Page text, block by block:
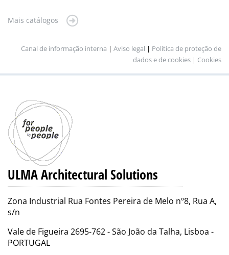
Mais catálogos
Canal de informação interna | Aviso legal | Política de proteção de
dados e de cookies | Cookies
ULMA Architectural Solutions
Zona Industrial Rua Fontes Pereira de Melo nº8, Rua A,
s/n
Vale de Figueira 2695-762 - São João da Talha, Lisboa -
PORTUGAL